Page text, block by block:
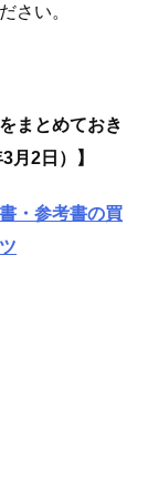
さい。
まとめておき
月2日）】
・参考書の買